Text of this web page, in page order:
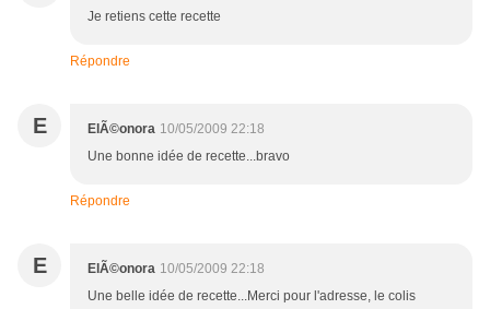
Je retiens cette recette
Répondre
E ElÃ©onora 10/05/2009 22:18
Une bonne idée de recette...bravo
Répondre
E ElÃ©onora 10/05/2009 22:18
Une belle idée de recette...Merci pour l'adresse, le colis